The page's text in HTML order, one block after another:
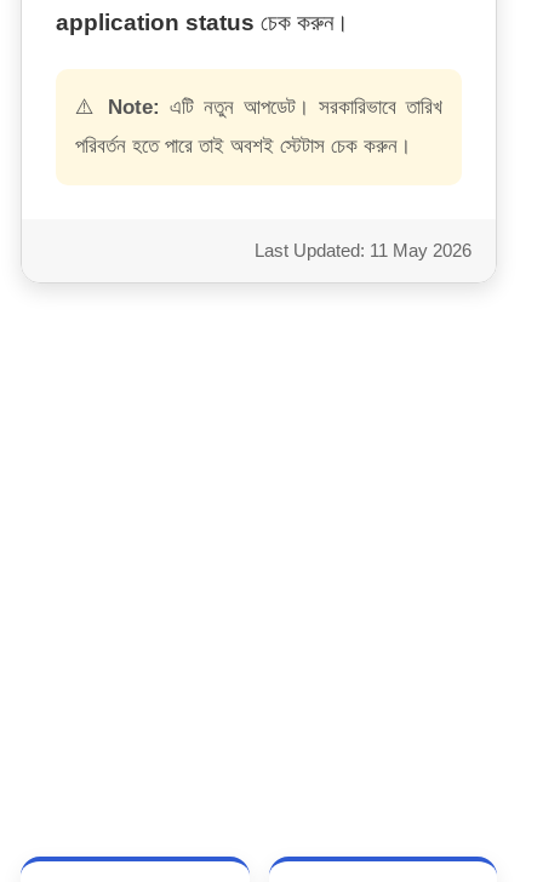
application status চেক করুন।
⚠️ Note: এটি নতুন আপডেট। সরকারিভাবে তারিখ
পরিবর্তন হতে পারে তাই অবশই স্টেটাস চেক করুন।
Last Updated: 11 May 2026